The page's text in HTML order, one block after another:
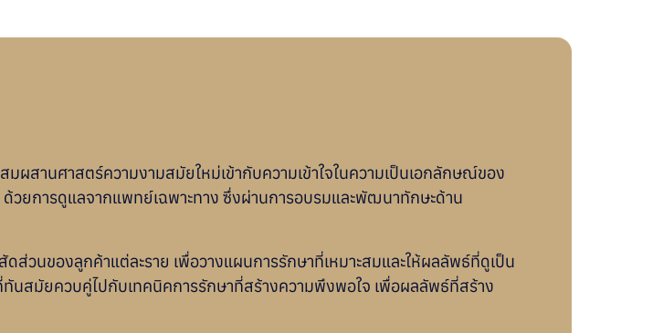
ผสานศาสตร์ความงามสมัยใหม่เข้ากับความเข้าใจในความเป็นเอกลักษณ์ของ
ด้วยการดูแลจากแพทย์เฉพาะทาง ซึ่งผ่านการอบรมและพัฒนาทักษะด้าน
ส่วนของลูกค้าแต่ละราย เพื่อวางแผนการรักษาที่เหมาะสมและให้ผลลัพธ์ที่ดูเป็น
ทันสมัยควบคู่ไปกับเทคนิคการรักษาที่สร้างความพึงพอใจ เพื่อผลลัพธ์ที่สร้าง